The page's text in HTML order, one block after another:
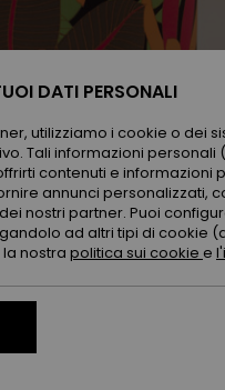
DATI PERSONALI
utilizziamo i cookie o dei
Tali informazioni personali
contenuti e informazioni
annunci personalizzati,
nostri partner. Puoi
ad altri tipi di cookie
nostra politica sui cookie e